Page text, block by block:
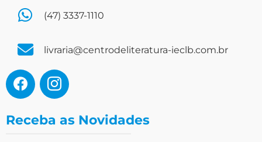
(47) 3337-1110
livraria@centrodeliteratura-ieclb.com.br
Receba as Novidades